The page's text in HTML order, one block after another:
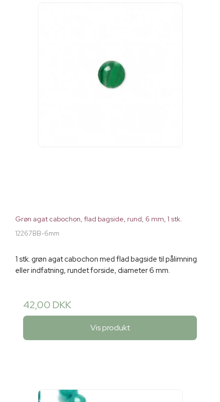
Grøn agat cabochon, flad bagside, rund, 6 mm, 1 stk.
12267BB-6mm
1 stk. grøn agat cabochon med flad bagside til pålimning
eller indfatning, rundet forside, diameter 6 mm.
42,00 DKK
Vis produkt